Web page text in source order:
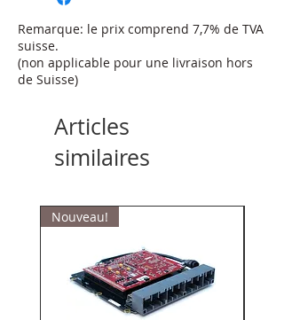
Remarque: le prix comprend 7,7% de TVA
suisse.
(non applicable pour une livraison hors
de Suisse)
Articles
similaires
Nouveau!